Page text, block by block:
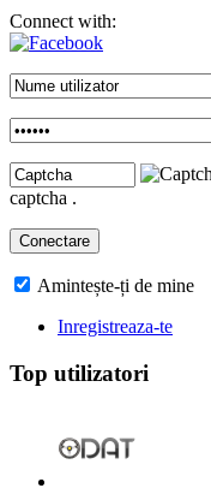
Connect with:
captcha .
Amintește-ți de mine
Inregistreaza-te
Top utilizatori